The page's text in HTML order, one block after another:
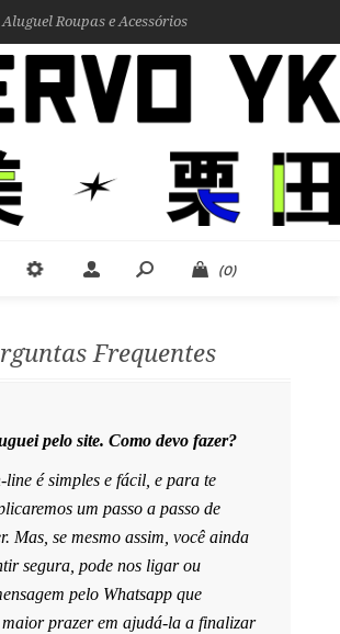
Aluguel Roupas e Acessórios
(0)
Frequentes
pelo site. Como devo fazer?
é simples e fácil, e para te
um passo a passo de
Mas, se mesmo assim, você ainda
segura, pode nos ligar ou
pelo Whatsapp que
maior prazer em ajudá-la a finalizar